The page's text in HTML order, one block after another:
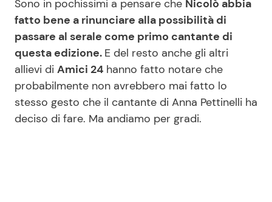
Mondo Mamma
News benessere
Salute
Viaggi e Turismo
Le Ricette in TV
Primi Piatti
Ricette Facili e Veloci
Ricette Feste
Sono in pochissimi a pensare che Nicolò abbia
fatto bene a rinunciare alla possibilità di
passare al serale come primo cantante di
questa edizione. E del resto anche gli altri
allievi di Amici 24 hanno fatto notare che
probabilmente non avrebbero mai fatto lo
stesso gesto che il cantante di Anna Pettinelli ha
deciso di fare. Ma andiamo per gradi.